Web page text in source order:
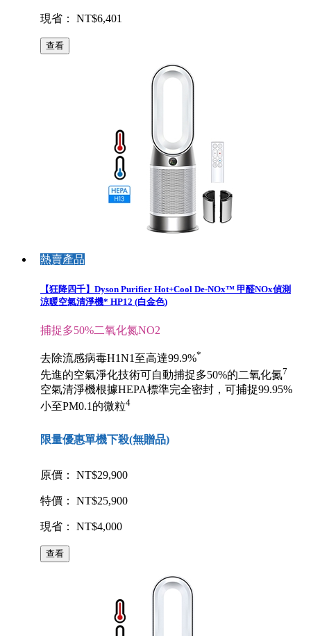
現省： NT$6,401
查看
熱賣產品
【狂降四千】Dyson Purifier Hot+Cool De-NOx™ 甲醛NOx偵測
涼暖空氣清淨機* HP12 (白金色)
捕捉多50%二氧化氮NO2
去除流感病毒H1N1至高達99.9%*
先進的空氣淨化技術可自動捕捉多50%的二氧化氮7
空氣清淨機根據HEPA標準完全密封，可捕捉99.95%
小至PM0.1的微粒4
限量優惠單機下殺(無贈品)
原價： NT$29,900
特價： NT$25,900
現省： NT$4,000
查看